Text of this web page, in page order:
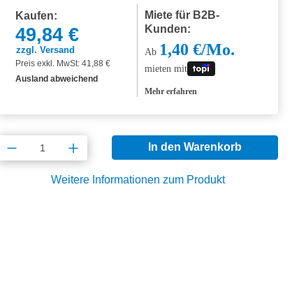
Kaufen:
49,84 €
zzgl. Versand
Preis exkl. MwSt: 41,88 €
Ausland abweichend
Miete für B2B-
Kunden:
Ab 1,40 €/Mo.
mieten mit
Mehr erfahren
Produkt Anzahl: Gib den gewünschten
In den Warenkorb
Weitere Informationen zum Produkt